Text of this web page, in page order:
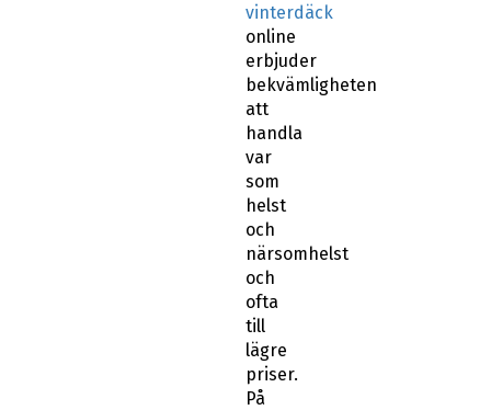
vinterdäck
online
erbjuder
bekvämligheten
att
handla
var
som
helst
och
närsomhelst
och
ofta
till
lägre
priser.
På